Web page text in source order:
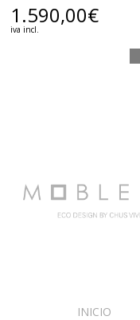
1.590,00€
iva incl.
INICIO